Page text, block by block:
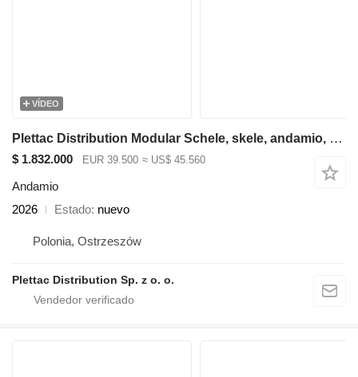
VÍDEO
Plettac Distribution Modular Schele, skele, andamio, scaffolding, pastoliai, tellingu
$ 1.832.000 EUR 39.500 ≈ US$ 45.560
Andamio
2026
Estado nuevo
Polonia, Ostrzeszów
Plettac Distribution Sp. z o. o.